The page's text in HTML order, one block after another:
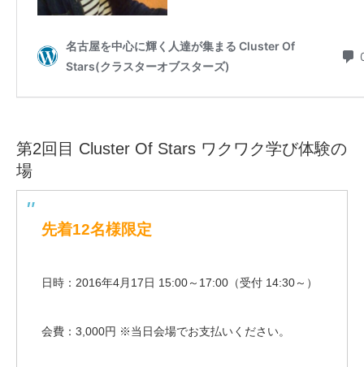
第2回目 Cluster Of Stars ワクワク学び体験の
場
先着12名様限定
日時：2016年4月17日 15:00～17:00（受付 14:30～）
会費：3,000円 ※当日会場でお支払いください。